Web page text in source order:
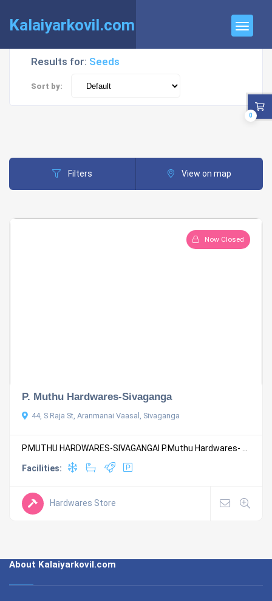
Kalaiyarkovil.com
Results for: Seeds
Sort by:
Filters View on map
Now Closed
P. Muthu Hardwares-Sivaganga
44, S Raja St, Aranmanai Vaasal, Sivaganga
P.MUTHU HARDWARES-SIVAGANGAI P.Muthu Hardwares- ...
Facilities:
Hardwares Store
0
About Kalaiyarkovil.com